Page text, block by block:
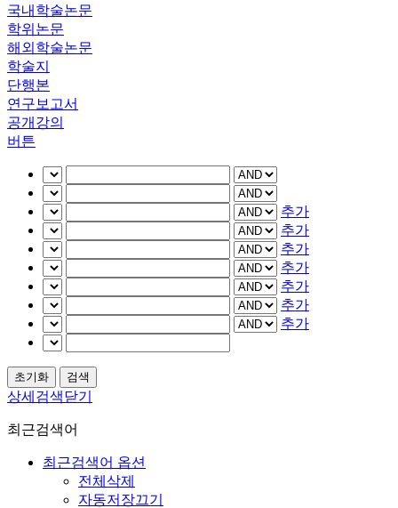
국내학술논문
학위논문
해외학술논문
학술지
단행본
연구보고서
공개강의
버튼
추가
추가
추가
추가
추가
추가
추가
상세검색닫기
최근검색어
최근검색어 옵션
전체삭제
자동저장끄기